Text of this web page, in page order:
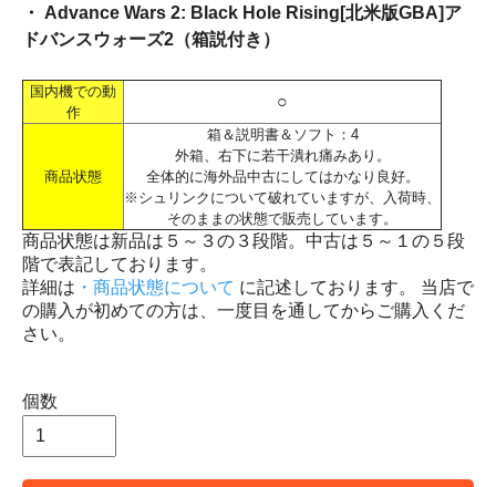
・ Advance Wars 2: Black Hole Rising[北米版GBA]ア
ドバンスウォーズ2（箱説付き）
国内機での動
作
○
商品状態
箱＆説明書＆ソフト：4
外箱、右下に若干潰れ痛みあり。
全体的に海外品中古にしてはかなり良好。
※シュリンクについて破れていますが、入荷時、
そのままの状態で販売しています。
商品状態は新品は５～３の３段階。中古は５～１の５段
階で表記しております。
詳細は ・商品状態について に記述しております。 当店で
の購入が初めての方は、一度目を通してからご購入くだ
さい。
個数